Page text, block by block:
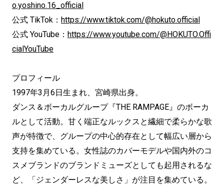
o.yoshino.16_official
公式 TikTok： https://www.tiktok.com/@hokuto.official
公式 YouTube： https://www.youtube.com/@HOKUTO.Offi
cialYouTube
プロフィール
1997年3月6日生まれ、宮崎県出身。
ダンス＆ボーカルグループ『THE RAMPAGE』のボーカ
ルとして活動。甘く端正なルックスと繊細で柔らかな歌
声が特徴で、グループの中心的存在として幅広い層から
支持を集めている。女性誌のカバーモデルや国内外のコ
スメブランドのブランドミューズとしても起用されるな
ど、「ジェンダーレスな美しさ」が注目を集めている。